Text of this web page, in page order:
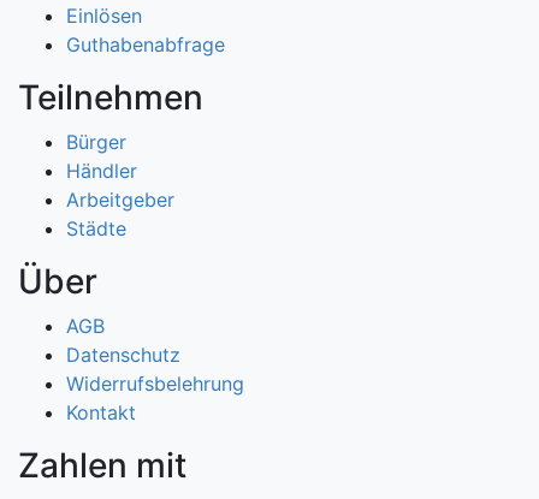
Einlösen
Guthabenabfrage
Teilnehmen
Bürger
Händler
Arbeitgeber
Städte
Über
AGB
Datenschutz
Widerrufsbelehrung
Kontakt
Zahlen mit